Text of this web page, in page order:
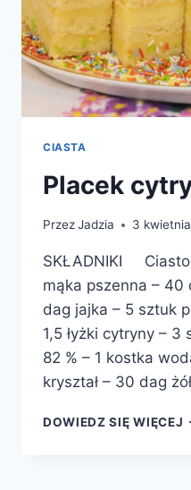
CIASTA
Placek
PrzezJadzia 3
SKŁADNIKI Ciasto
mąka pszenna – 40
dag jajka – 5 sztuk
1,5 łyżki cytryny –
82 % – 1 kostka
kryształ – 30 dag
DOWIEDZ SIĘ WIĘCEJ